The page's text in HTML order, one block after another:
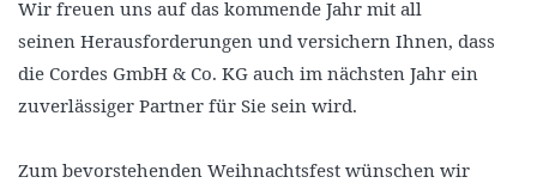
Wir freuen uns auf das kommende Jahr mit all
seinen Herausforderungen und versichern Ihnen, dass
die Cordes GmbH & Co. KG auch im nächsten Jahr ein
zuverlässiger Partner für Sie sein wird.
Zum bevorstehenden Weihnachtsfest wünschen wir